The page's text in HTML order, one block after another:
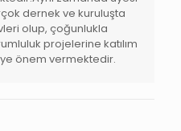
dernek ve kuruluşta
olup, çoğunlukla
projelerine katılım
önem vermektedir.